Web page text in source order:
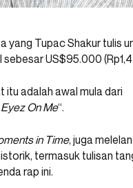
yang Tupac Shakur tulis
US$95.000 (Rp1,4
itu adalah awal mula dari
On Me“.
in Time, juga
termasuk tulisan
rap ini.